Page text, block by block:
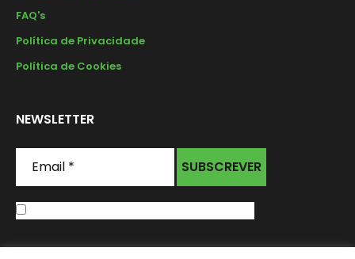
FAQ's
Política de Privacidade
Política de Cookies
NEWSLETTER